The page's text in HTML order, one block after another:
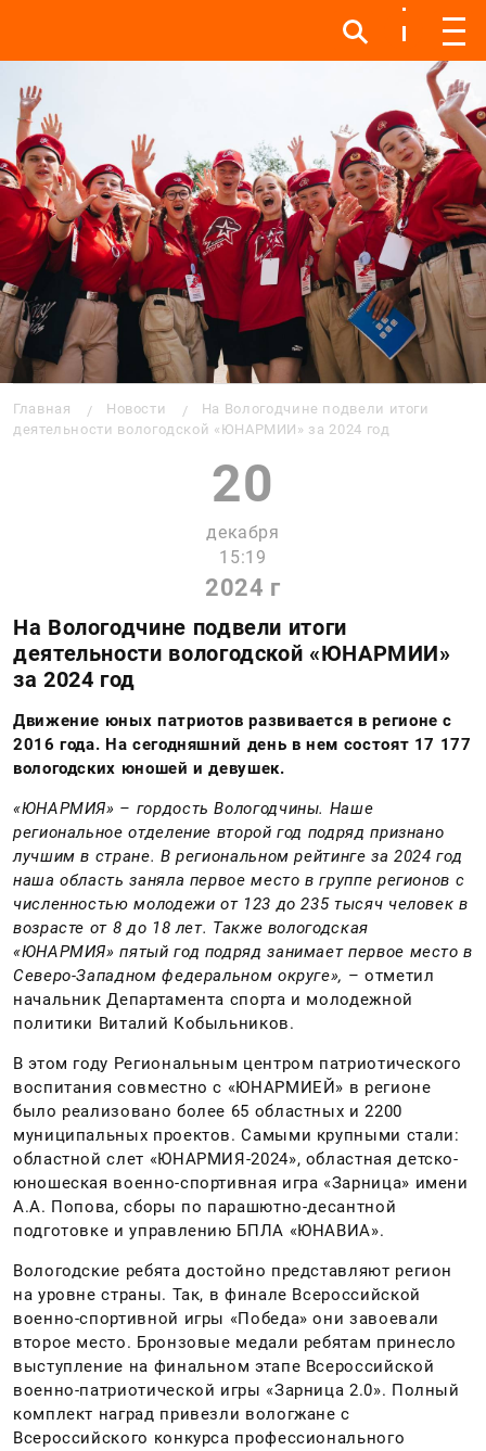
Инфо Инфо Меню
Главная Новости
На Вологодчине подвели итоги
деятельности вологодской «ЮНАРМИИ» за 2024 год
20
декабря
15:19
2024 г
На Вологодчине подвели итоги
деятельности вологодской «ЮНАРМИИ»
за 2024 год
Движение юных патриотов развивается в регионе с
2016 года. На сегодняшний день в нем состоят 17 177
вологодских юношей и девушек.
«ЮНАРМИЯ» – гордость Вологодчины. Наше
региональное отделение второй год подряд признано
лучшим в стране. В региональном рейтинге за 2024 год
наша область заняла первое место в группе регионов с
численностью молодежи от 123 до 235 тысяч человек в
возрасте от 8 до 18 лет. Также вологодская
«ЮНАРМИЯ» пятый год подряд занимает первое место в
Северо-Западном федеральном округе», – отметил
начальник Департамента спорта и молодежной
политики Виталий Кобыльников.
В этом году Региональным центром патриотического
воспитания совместно с «ЮНАРМИЕЙ» в регионе
было реализовано более 65 областных и 2200
муниципальных проектов. Самыми крупными стали:
областной слет «ЮНАРМИЯ-2024», областная детско-
юношеская военно-спортивная игра «Зарница» имени
А.А. Попова, сборы по парашютно-десантной
подготовке и управлению БПЛА «ЮНАВИА».
Вологодские ребята достойно представляют регион
на уровне страны. Так, в финале Всероссийской
военно-спортивной игры «Победа» они завоевали
второе место. Бронзовые медали ребятам принесло
выступление на финальном этапе Всероссийской
военно-патриотической игры «Зарница 2.0». Полный
комплект наград привезли вологжане с
Всероссийского конкурса профессионального